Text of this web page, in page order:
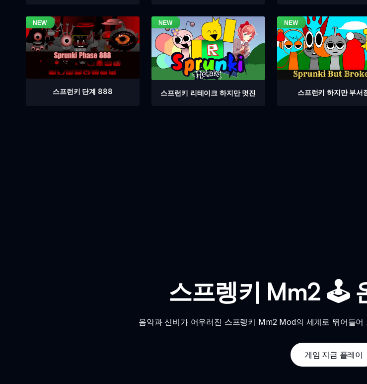
스프런키 단계 888 스프런키 리테이크 하지만 멋진 스프런키 하지만 부서
스프렝키 Mm2 🕹️
음악과 신비가 어우러진 스프렝키 Mm2 Mod의 세계로 뛰어들
게임 지금 플레이